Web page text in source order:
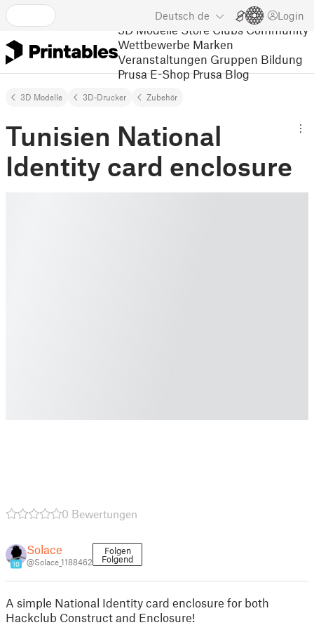
Deutsch de Login
3D Modelle Store Clubs Community
Wettbewerbe Marken
Veranstaltungen Gruppen Bildung
Prusa E-Shop Prusa Blog
3D Modelle 3D-Drucker Zubehör
Tunisien National
Identity card enclosure
0 Bewertungen
10
Solace
@Solace_1188462
Folgen
Folgend
A simple National Identity card enclosure for both
Hackclub Construct and Enclosure!